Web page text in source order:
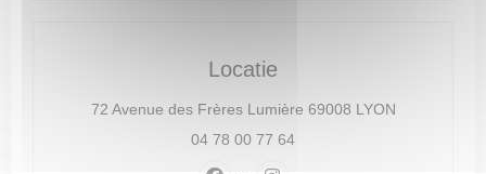
Locatie
72 Avenue des Frères Lumière 69008 LYON((opent in
04 78 00 77 64